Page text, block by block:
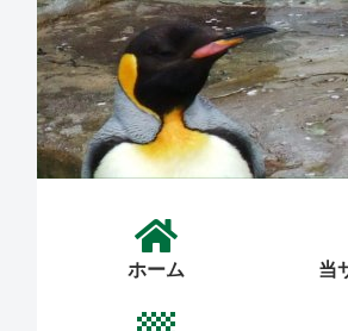
ホーム 当